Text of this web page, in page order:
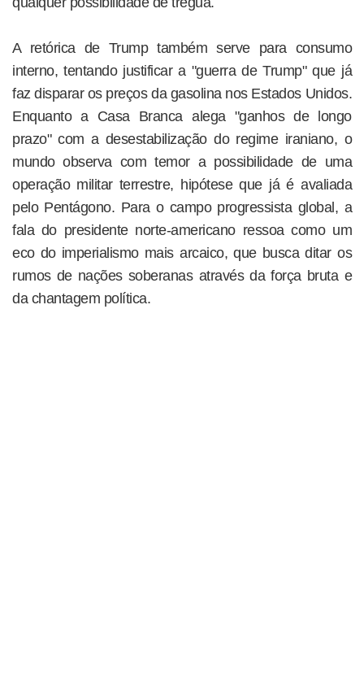
A retórica de Trump também serve para consumo
interno, tentando justificar a "guerra de Trump" que já
faz disparar os preços da gasolina nos Estados Unidos.
Enquanto a Casa Branca alega "ganhos de longo
prazo" com a desestabilização do regime iraniano, o
mundo observa com temor a possibilidade de uma
operação militar terrestre, hipótese que já é avaliada
pelo Pentágono. Para o campo progressista global, a
fala do presidente norte-americano ressoa como um
eco do imperialismo mais arcaico, que busca ditar os
rumos de nações soberanas através da força bruta e
da chantagem política.